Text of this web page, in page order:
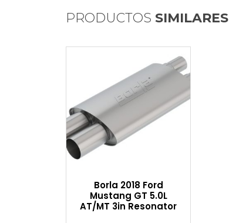
PRODUCTOS SIMILARES
Borla 2018 Ford
Mustang GT 5.0L
AT/MT 3in Resonator